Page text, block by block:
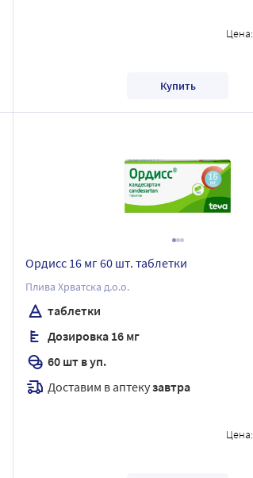
Цена:
Купить
Ордисс 16 мг 60 шт. таблетки
Плива Хрватска д.о.о.
таблетки
Дозировка 16 мг
60 шт в уп.
Доставим в аптекузавтра
Цена: